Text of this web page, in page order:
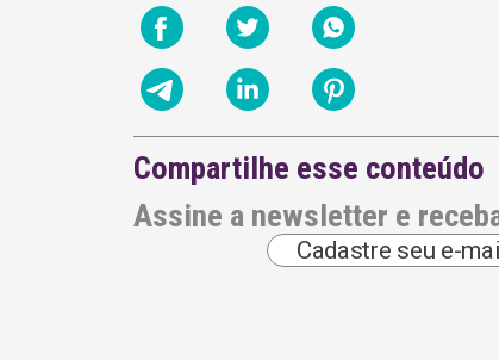
Compartilhe esse conteúdo
Assine a newsletter e